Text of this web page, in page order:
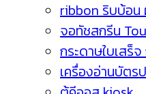
ribbon ริบบ้อน
จอทัชสกรีน
กระดาษใบเสร็
เครื่องอ่านบัตร